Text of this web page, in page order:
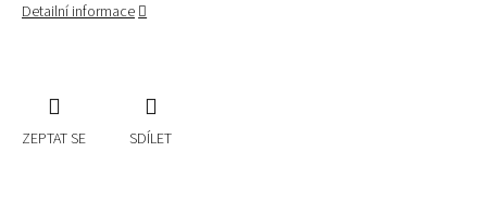
Detailní informace
ZEPTAT SE SDÍLET